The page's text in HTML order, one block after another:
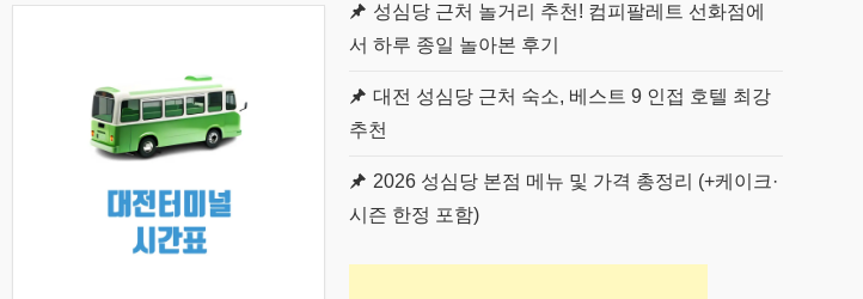
성심당 근처 놀거리 추천! 컴피팔레트 선화점에
서 하루 종일 놀아본 후기
대전 성심당 근처 숙소, 베스트 9 인접 호텔 최강
추천
2026 성심당 본점 메뉴 및 가격 총정리 (+케이크·
시즌 한정 포함)